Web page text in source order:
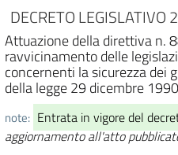
DECRETO
Attuazione della direttiva n.
ravvicinamento delle
concernenti la sicurezza dei
della legge 29 dicembre
note: Entrata in vigore del
aggiornamento all'atto